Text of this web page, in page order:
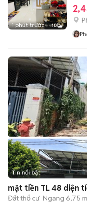
1 phút trước 10
Tin nổi bật
mặt tiền TL 48 diện
Đất thổ cư Ngang 6,75 m